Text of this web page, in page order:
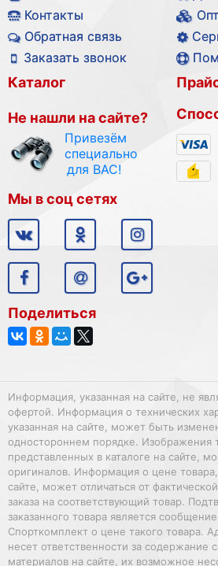
Контакты
Обратная связь
Заказать звонок
Каталог
Не нашли на сайте?
Привезём
специально
для ВАС!
Мы в соц сетях
Поделиться
Информация, указанная на сайте, не
офертой. Информация о технических
указанная на сайте, может быть
одностороннем порядке. Изображения
представленных в каталоге на сайте,
оригиналов. Информация о цене товара,
сайте, может отличаться от
заказа на соответствующий товар.
заказанного товара является
Спорткомплект о цене такого товара.
несет ответственности за содержание
материалов на сайте, их возможное